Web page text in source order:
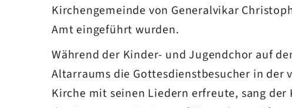
Kirchengemeinde von Generalvikar
Amt eingeführt wurden.
Während der Kinder- und Jugendchor auf
Altarraums die Gottesdienstbesucher in der
Kirche mit seinen Liedern erfreute, sang